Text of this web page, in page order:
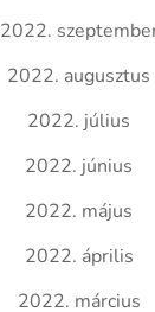
2022.
2022. augusztus
2022. július
2022. június
2022. május
2022. április
2022. március